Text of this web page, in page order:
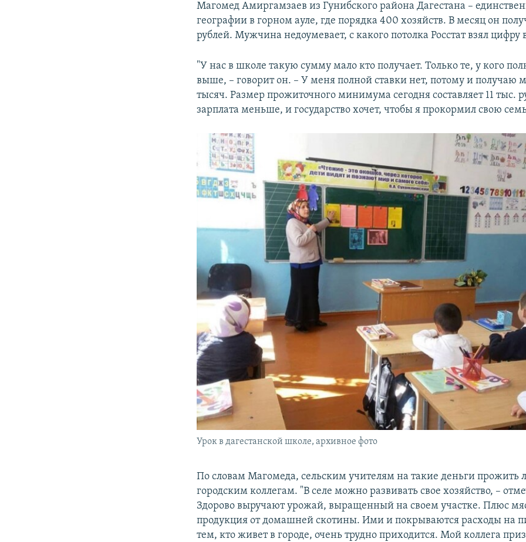
Магомед Амиргамзаев из Гунибского района Дагестана –
географии в горном ауле, где порядка 400 хозяйств. В месяц он
рублей. Мужчина недоумевает, с какого потолка Росстат взял цифру
"У нас в школе такую сумму мало кто получает. Только те, у кого
выше, – говорит он. – У меня полной ставки нет, потому и получаю
тысяч. Размер прожиточного минимума сегодня составляет 11 тыс.
зарплата меньше, и государство хочет, чтобы я прокормил свою
Урок в дагестанской школе, архивное фото
По словам Магомеда, сельским учителям на такие деньги прожить
городским коллегам. "В селе можно развивать свое хозяйство, –
Здорово выручают урожай, выращенный на своем участке. Плюс
продукция от домашней скотины. Ими и покрываются расходы на
тем, кто живет в городе, очень трудно приходится. Мой коллега